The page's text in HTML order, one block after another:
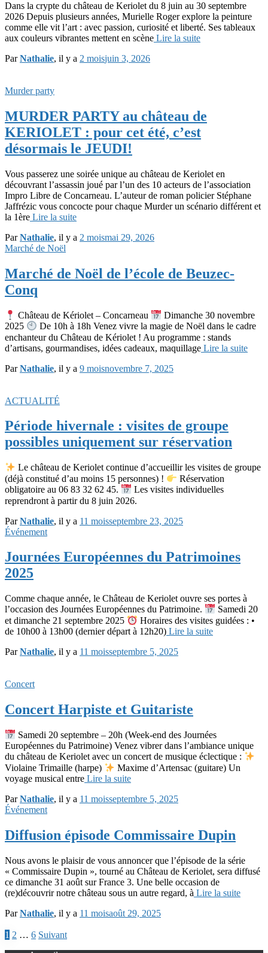
Dans la crypte du château de Keriolet du 8 juin au 30 septembre
2026 Depuis plusieurs années, Murielle Roger explore la peinture
comme elle vit l’art : avec passion, curiosité et liberté. Ses tableaux
aux couleurs vibrantes mettent en scène Lire la suite
ParNathalie, il y a 2 moisjuin 3, 2026
Murder party
MURDER PARTY au château de
KERIOLET : pour cet été, c’est
désormais le JEUDI!
Vous passerez une soirée unique au château de Keriolet en
découvrant l’assassin joué par l’un des 10 acteurs de l’association
Impro Libre de Concarneau. L’auteur de roman policier Stéphane
Jaffrézic vous concocte pour chaque Murder un scénario différent et
la 1ère Lire la suite
ParNathalie, il y a 2 moismai 29, 2026
Marché de Noël
Marché de Noël de l’école de Beuzec-
Conq
Château de Kériolet – Concarneau
Dimanche 30 novembre
2025
De 10h à 18h Venez vivre la magie de Noël dans le cadre
enchanteur du Château de Kériolet ! Au programme : stands
d’artisans, gourmandises, idées cadeaux, maquillage Lire la suite
ParNathalie, il y a 9 moisnovembre 7, 2025
ACTUALITÉ
Période hivernale : visites de groupe
possibles uniquement sur réservation
Le château de Keriolet continue d’accueillir les visites de groupe
(déjà constitué d’au moins 15 personnes) !
Réservation
obligatoire au 06 83 32 62 45.
Les visites individuelles
reprendront à partir du 8 juin 2026.
ParNathalie, il y a 11 moisseptembre 23, 2025
Événement
Journées Européennes du Patrimoines
2025
Comme chaque année, le Château de Keriolet ouvre ses portes à
l’occasion des Journées Européennes du Patrimoine.
Samedi 20
et dimanche 21 septembre 2025
Horaires des visites guidées : •
de 10h00 à 13h00 (dernier départ à 12h20) Lire la suite
ParNathalie, il y a 11 moisseptembre 5, 2025
Concert
Concert Harpiste et Guitariste
Samedi 20 septembre – 20h (Week-end des Journées
Européennes du Patrimoine) Venez vibrer dans l’ambiance unique
du château de Keriolet avec un concert de musique éclectique :
Violaine Trimaille (harpe)
Maxime d’Artensac (guitare) Un
voyage musical entre Lire la suite
ParNathalie, il y a 11 moisseptembre 5, 2025
Événement
Diffusion épisode Commissaire Dupin
Nous avons le plaisir de vous annoncer que l’épisode de la série
« Commissaire Dupin », tourné au Château de Keriolet, sera diffusé
ce dimanche 31 août sur France 3. Une belle occasion de
(re)découvrir notre château sous un autre regard, à Lire la suite
ParNathalie, il y a 11 moisaoût 29, 2025
Pagination
1 2 … 6 Suivant